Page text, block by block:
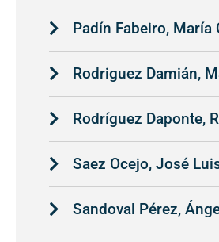
Padín Fabeiro, María
Rodriguez Damián,
Rodríguez Daponte,
Saez Ocejo, José
Sandoval Pérez,